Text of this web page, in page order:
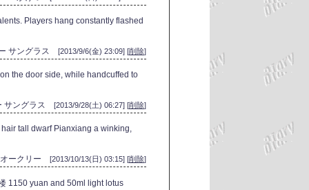
Players hang constantly flashed
サングラス [2013/9/6(金) 23:09] [削除]
the door side, while handcuffed to
サングラス [2013/9/28(土) 06:27] [削除]
tall dwarf Pianxiang a winking,
オークリー [2013/10/13(日) 03:15] [削除]
1150 yuan and 50ml light lotus